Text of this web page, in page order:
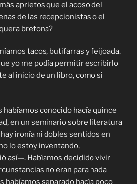
aprietos que el acoso del
de las recepcionistas o el
bretona?
tacos, butifarras y feijoada.
yo me podía permitir escribirlo
al inicio de un libro, como si
habíamos conocido hacía quince
en un seminario sobre literatura
ironía ni dobles sentidos en
lo estoy inventando,
así—. Habíamos decidido vivir
no eran para nada
habíamos separado hacía poco